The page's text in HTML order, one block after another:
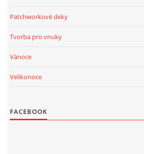
Patchworkové deky
Tvorba pro vnuky
Vánoce
Velikonoce
FACEBOOK